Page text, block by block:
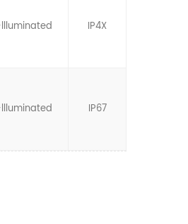
IP4X
IP67